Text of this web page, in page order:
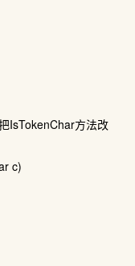
IsTokenChar方法改
c)